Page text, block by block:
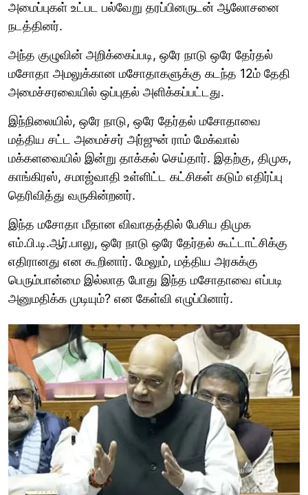
அமைப்புகள் உட்பட பல்வேறு தரப்பினருடன் ஆலோசனை
நடத்தினர்.
அந்த குழுவின் அறிக்கைப்படி, ஒரே நாடு ஒரே தேர்தல்
மசோதா அமலுக்கான மசோதாகளுக்கு கடந்த 12ம் தேதி
அமைச்சரவையில் ஒப்புதல் அளிக்கப்பட்டது.
இந்நிலையில், ஒரே நாடு, ஒரே தேர்தல் மசோதாவை
மத்திய சட்ட அமைச்சர் அர்ஜுன் ராம் மேக்வால்
மக்களவையில் இன்று தாக்கல் செய்தார். இதற்கு, திமுக,
காங்கிரஸ், சமாஜ்வாதி உள்ளிட்ட கட்சிகள் கடும் எதிர்ப்பு
தெரிவித்து வருகின்றனர்.
இந்த மசோதா மீதான விவாதத்தில் பேசிய திமுக
எம்.பி.டி.ஆர்.பாலு, ஒரே நாடு ஒரே தேர்தல் கூட்டாட்சிக்கு
எதிரானது என கூறினார். மேலும், மத்திய அரசுக்கு
பெரும்பான்மை இல்லாத போது இந்த மசோதாவை எப்படி
அனுமதிக்க முடியும்? என கேள்வி எழுப்பினார்.